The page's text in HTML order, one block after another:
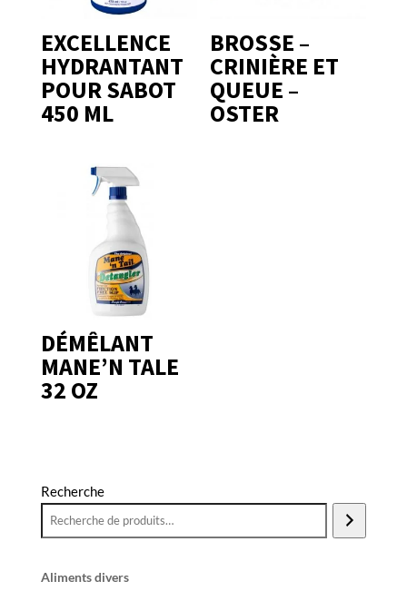
EXCELLENCE
HYDRANTANT
POUR SABOT
450 ML
BROSSE –
CRINIÈRE ET
QUEUE –
OSTER
DÉMÊLANT
MANE’N TALE
32 OZ
Recherche
Aliments divers